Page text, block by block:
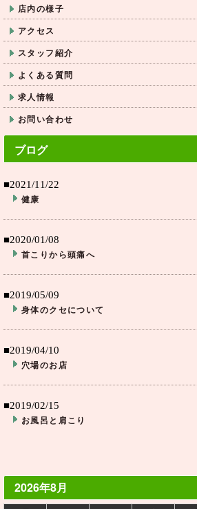
店内の様子
アクセス
スタッフ紹介
よくある質問
求人情報
お問い合わせ
ブログ
■2021/11/22
健康
■2020/01/08
首こりから頭痛へ
■2019/05/09
身体のクセについて
■2019/04/10
穴場のお店
■2019/02/15
お風呂と肩こり
2026年8月